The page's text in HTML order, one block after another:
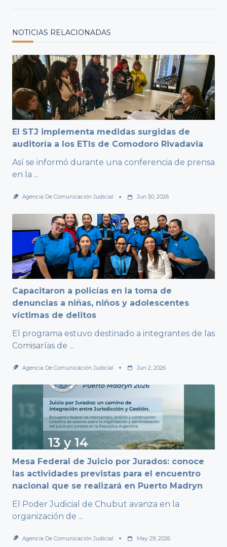
NOTICIAS RELACIONADAS
El STJ implementa medidas surgidas de
auditoría a los ETIs de Comodoro Rivadavia
Así se informó durante una conferencia de prensa
en la ...
Agencia De Comunicación Judicial Jun 30, 2026
Capacitaron a policías en la toma de
denuncias a niñas, niños y adolescentes
víctimas de delitos
El programa estuvo destinado a integrantes de las
Comisarías de ...
Agencia De Comunicación Judicial Jun 2, 2026
Mesa Federal de Juicio por Jurados: conoce
las actividades previstas para el encuentro
nacional que se realizará en Puerto Madryn
El Poder Judicial de Chubut avanza en la
organización de ...
Agencia De Comunicación Judicial May 29, 2026